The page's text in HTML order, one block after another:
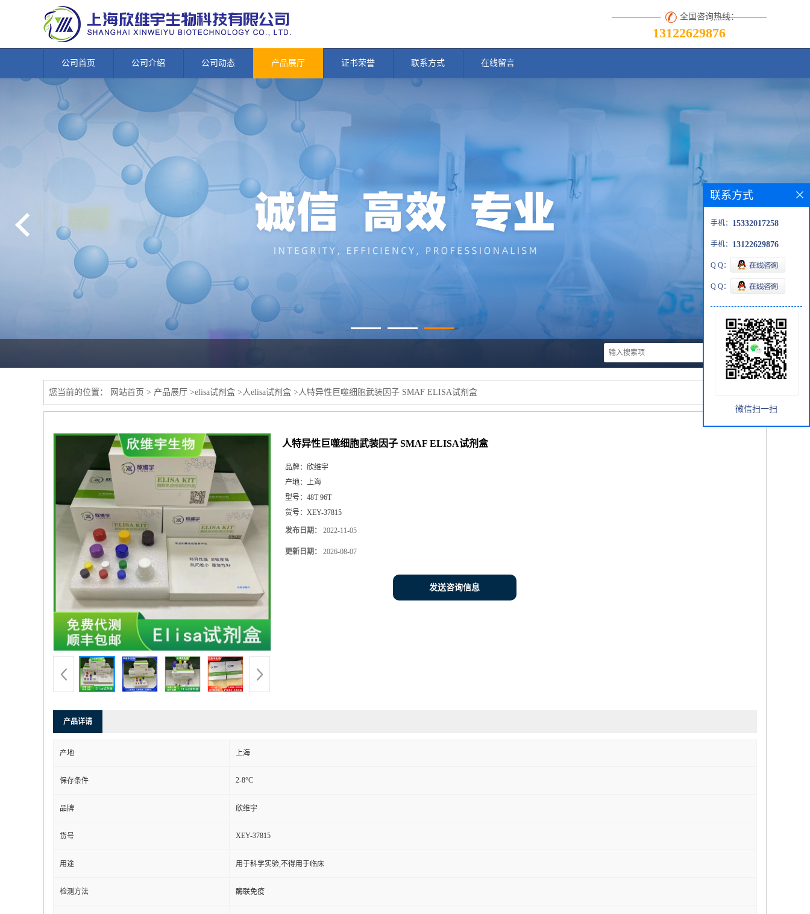
全国咨询热线：
13122629876
公司首页 公司介绍 公司动态 产品展厅 证书荣誉 联系方式 在线留言
您当前的位置： 网站首页 > 产品展厅 >elisa试剂盒 >人elisa试剂盒 >人特异性巨噬细胞武装因子 SMAF ELISA试剂盒
人特异性巨噬细胞武装因子 SMAF ELISA试剂盒
品牌： 欣维宇
产地： 上海
型号： 48T 96T
货号： XEY-37815
发布日期： 2022-11-05
更新日期： 2026-08-07
发送咨询信息
产品详请
产地 上海
保存条件 2-8°C
品牌 欣维宇
货号 XEY-37815
用途 用于科学实验,不得用于临床
检测方法 酶联免疫
联系方式
手机： 15332017258
手机： 13122629876
Q Q：
Q Q：
微信扫一扫